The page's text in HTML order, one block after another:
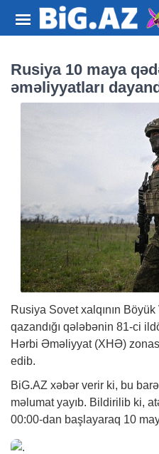
Rusiya 10 maya
əməliyyatları
Rusiya Sovet xalqının
qazandığı qələbənin 81-ci
Hərbi Əməliyyat (XHƏ)
edib.
BiG.AZ xəbər verir ki, bu
məlumat yayıb. Bildirilib ki,
00:00-dan başlayaraq 10